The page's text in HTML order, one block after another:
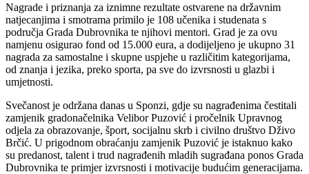
Nagrade i priznanja za iznimne rezultate ostvarene na državnim
natjecanjima i smotrama primilo je 108 učenika i studenata s
područja Grada Dubrovnika te njihovi mentori. Grad je za ovu
namjenu osigurao fond od 15.000 eura, a dodijeljeno je ukupno 31
nagrada za samostalne i skupne uspjehe u različitim kategorijama,
od znanja i jezika, preko sporta, pa sve do izvrsnosti u glazbi i
umjetnosti.
Svečanost je održana danas u Sponzi, gdje su nagrađenima čestitali
zamjenik gradonačelnika Velibor Puzović i pročelnik Upravnog
odjela za obrazovanje, šport, socijalnu skrb i civilno društvo Dživo
Brčić. U prigodnom obraćanju zamjenik Puzović je istaknuo kako
su predanost, talent i trud nagrađenih mladih sugrađana ponos Grada
Dubrovnika te primjer izvrsnosti i motivacije budućim generacijama.